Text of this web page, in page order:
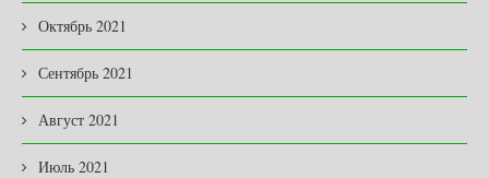
Октябрь 2021
Сентябрь 2021
Август 2021
Июль 2021